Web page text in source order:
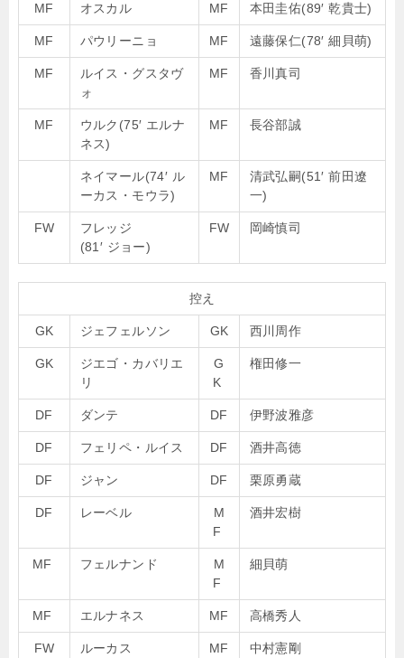
MF オスカル MF 本田圭佑(89′ 乾貴士)
MF パウリーニョ MF 遠藤保仁(78′ 細貝萌)
MF
ルイス・グスタヴ
ォ
MF 香川真司
MF
ウルク(75′ エルナ
ネス)
MF 長谷部誠
ネイマール(74′ ル
ーカス・モウラ)
MF
清武弘嗣(51′ 前田遼
一)
FW
フレッジ
(81′ ジョー)
FW 岡崎慎司
控え
GK ジェフェルソン GK 西川周作
GK
ジエゴ・カバリエ
リ
G
K
権田修一
DF ダンテ DF 伊野波雅彦
DF フェリペ・ルイス DF 酒井高徳
DF ジャン DF 栗原勇蔵
DF レーベル
M
F
酒井宏樹
MF フェルナンド
M
F
細貝萌
MF エルナネス MF 高橋秀人
FW ルーカス MF 中村憲剛